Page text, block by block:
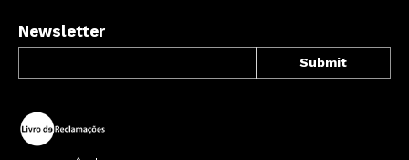
Newsletter